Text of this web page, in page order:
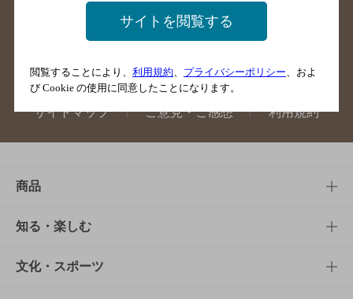
店舗登録方法のご案内
店舗情報更新方法のご案内
掲載店舗様ログイン
サイトマップ ご意見・ご感想 利用規約
商品
商品TOP
商品一覧
知る・楽しむ
知る・楽しむTOP
文化・スポーツ
サイトを閲覧する
閲覧することにより、 利用規約 プライバシーポリシー 、およ
び Cookie の使用に同意したことになります。